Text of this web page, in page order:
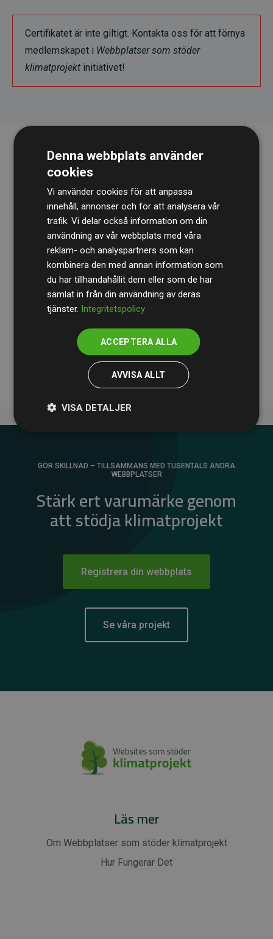
Certifikatet är inte giltigt. Kontakta oss för att förnya
medlemskapet i Webbplatser som stöder
klimatprojekt initiativet!
RevisionsbyrånBDOgranskar kontinuerligt våra
beräkningar och vår metod för att säkerställa
transparens och tillförlitlighet.
Deras granskning visar att våra investeringar i
klimatprojekt i genomsnitt kompenserar för
de beräknade CO₂-utsläppenfrån
medlemswebbplatser – ett tydligt bevis på att vårt
arbetssätt ger mätbar klimatnytta.
GÖR SKILLNAD – TILLSAMMANS MED TUSENTALS ANDRA
WEBBPLATSER
Stärk ert varumärke genom
att stödja klimatprojekt
Registrera din webbplats
Se våra projekt
Läs mer
Om Webbplatser som stöder klimatprojekt
Hur Fungerar Det
Denna webbplats använder
cookies
Vi använder cookies för att anpassa
innehåll, annonser och för att analysera vår
trafik. Vi delar också information om din
användning av vår webbplats med våra
reklam- och analyspartners som kan
kombinera den med annan information som
du har tillhandahållit dem eller som de har
samlat in från din användning av deras
tjänster. Integritetspolicy
ACCEPTERA ALLA
AVVISA ALLT
VISA DETALJER